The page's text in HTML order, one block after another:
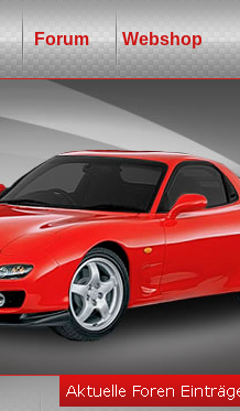
Forum Webshop